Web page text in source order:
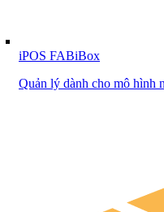
iPOS FABiBox
Quản lý dành cho mô hình